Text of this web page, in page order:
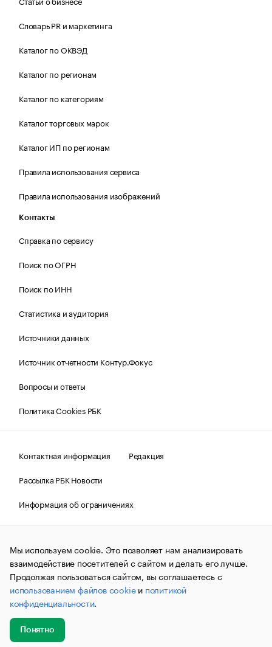
Словарь PR и маркетинга
Каталог по ОКВЭД
Каталог по регионам
Каталог по категориям
Каталог торговых марок
Каталог ИП по регионам
Правила использования сервиса
Правила использования изображений
Контакты
Справка по сервису
Поиск по ОГРН
Поиск по ИНН
Статистика и аудитория
Источники данных
Источник отчетности Контур.Фокус
Вопросы и ответы
Политика Cookies РБК
Контактная информация
Редакция
Рассылка РБК Новости
Информация об ограничениях
Правовая информация
О соблюдении авторских прав
© АО «РОСБИЗНЕСКОНСАЛТИНГ»,1995–2026.Сообщения
и материалы информационного агентства «РБК»
(зарегистрировано Федеральной службой по надзору в сфере
связи, информационных технологий и массовых
коммуникаций (Роскомнадзор) 09.12.2015 за номером ИА
№ФС77-63848) сопровождаются пометкой «РБК». Отдельные
публикации могут содержать информацию,
не предназначенную для пользователей
до 18 лет.
Мы используем cookie. Это позволяет нам анализировать
взаимодействие посетителей с сайтом и делать его лучше.
Продолжая пользоваться сайтом, вы соглашаетесь с
использованием файлов cookieи политикой
конфиденциальности.
Понятно